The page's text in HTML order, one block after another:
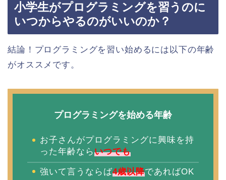
小学生がプログラミングを習うのに
いつからやるのがいいのか？
結論！プログラミングを習い始めるには以下の年齢
がオススメです。
プログラミングを始める年齢
お子さんがプログラミングに興味を持
った年齢ならいつでも
強いて言うならば4歳以降であればOK